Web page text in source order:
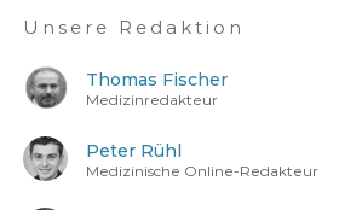
Unsere Redaktion
Thomas Fischer
Medizinredakteur
Peter Rühl
Medizinische Online-Redakteur